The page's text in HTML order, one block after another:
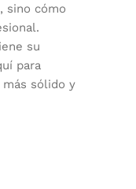
sino cómo
su
para
sólido y